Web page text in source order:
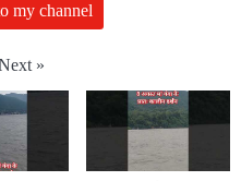
my channel
»